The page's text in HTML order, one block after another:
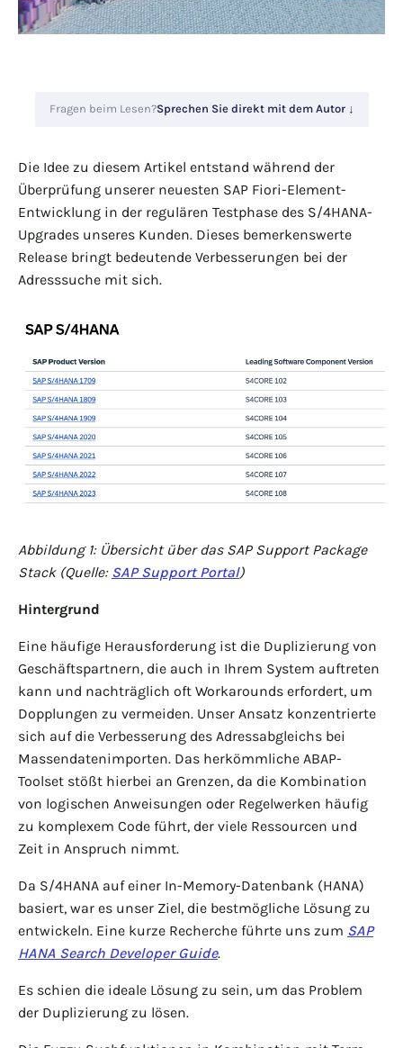
Fragen beim Lesen?Sprechen Sie direkt mit dem Autor ↓
Die Idee zu diesem Artikel entstand während der
Überprüfung unserer neuesten SAP Fiori-Element-
Entwicklung in der regulären Testphase des S/4HANA-
Upgrades unseres Kunden. Dieses bemerkenswerte
Release bringt bedeutende Verbesserungen bei der
Adresssuche mit sich.
Abbildung 1: Übersicht über das SAP Support Package
Stack (Quelle: SAP Support Portal)
Hintergrund
Eine häufige Herausforderung ist die Duplizierung von
Geschäftspartnern, die auch in Ihrem System auftreten
kann und nachträglich oft Workarounds erfordert, um
Dopplungen zu vermeiden. Unser Ansatz konzentrierte
sich auf die Verbesserung des Adressabgleichs bei
Massendatenimporten. Das herkömmliche ABAP-
Toolset stößt hierbei an Grenzen, da die Kombination
von logischen Anweisungen oder Regelwerken häufig
zu komplexem Code führt, der viele Ressourcen und
Zeit in Anspruch nimmt.
Da S/4HANA auf einer In-Memory-Datenbank (HANA)
basiert, war es unser Ziel, die bestmögliche Lösung zu
entwickeln. Eine kurze Recherche führte uns zum SAP
HANA Search Developer Guide.
Es schien die ideale Lösung zu sein, um das Problem
der Duplizierung zu lösen.